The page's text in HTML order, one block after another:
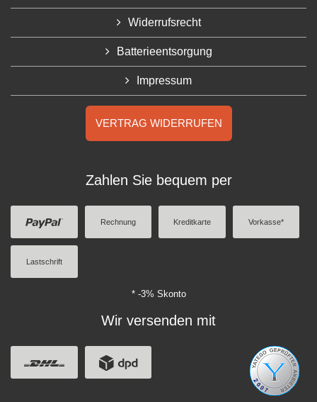
Widerrufsrecht
Batterieentsorgung
Impressum
VERTRAG WIDERRUFEN
Zahlen Sie bequem per
Rechnung Kreditkarte Vorkasse*
Lastschrift
* -3% Skonto
Wir versenden mit